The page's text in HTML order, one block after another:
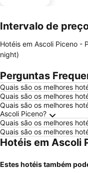
Intervalo de
Hotéis em Ascoli Piceno -
night)
Perguntas
Quais são os melhores
Quais são os melhores
Quais são os melhores
Ascoli Piceno?
Quais são os melhores
Quais são os melhores
Hotéis em Ascoli
Estes hotéis também